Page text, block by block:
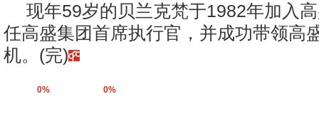
现年59岁的贝兰克梵于1982年加入
任高盛集团首席执行官，并成功带领高
机。(完)
0% 0%